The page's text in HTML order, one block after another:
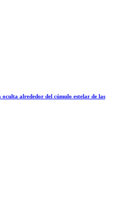
alrededor del cúmulo estelar de las